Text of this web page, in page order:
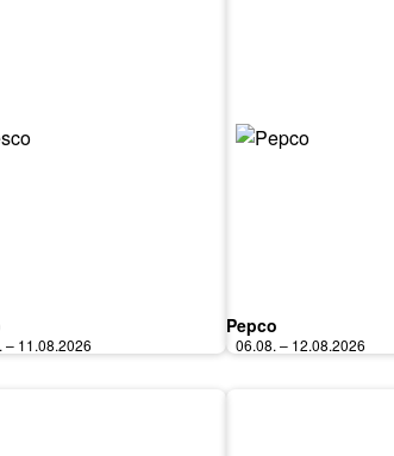
– 11.08.2026
Pepco
06.08. – 12.08.2026